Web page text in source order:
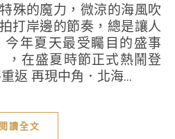
打岸邊的節奏，總是讓人
年夏天最受矚目的盛事
，在盛夏時節正式熱鬧登
返 再現中角．北海...
閱讀全文